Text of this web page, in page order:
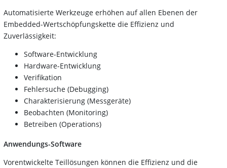
Automatisierte Werkzeuge erhöhen auf allen Ebenen der
Embedded-Wertschöpfungskette die Effizienz und
Zuverlässigkeit:
Software-Entwicklung
Hardware-Entwicklung
Verifikation
Fehlersuche (Debugging)
Charakterisierung (Messgeräte)
Beobachten (Monitoring)
Betreiben (Operations)
Anwendungs-Software
Vorentwickelte Teillösungen können die Effizienz und die